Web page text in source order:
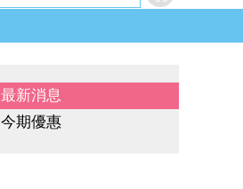
最新消息
今期優惠